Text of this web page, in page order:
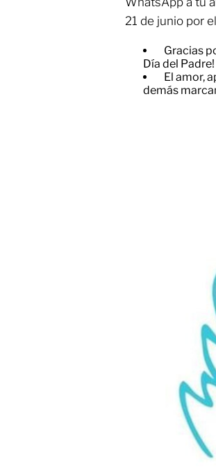
21 de junio por
Gracias
Día del Padre!
El amor,
demás